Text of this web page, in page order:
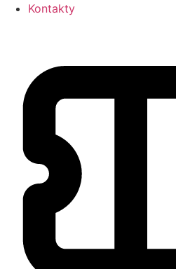
Kontakty